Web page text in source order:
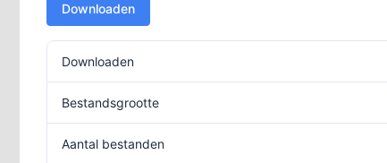
Downloaden
Downloaden
Bestandsgrootte
Aantal bestanden